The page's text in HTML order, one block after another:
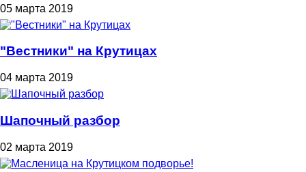
05 марта 2019
"Вестники" на Крутицах
04 марта 2019
Шапочный разбор
02 марта 2019